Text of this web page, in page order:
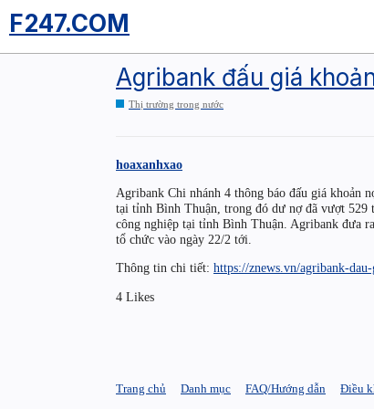
F247.COM
Agribank đấu giá
Thị trường trong nước
hoaxanhxao
Agribank Chi nhánh 4 thông báo đấu giá khoản
tại tỉnh Bình Thuận, trong đó dư nợ đã vượt 529
công nghiệp tại tỉnh Bình Thuận. Agribank đưa
tổ chức vào ngày 22/2 tới.
Thông tin chi tiết: https://znews.vn/agribank-
4 Likes
Trang chủ Danh mục FAQ/Hướng dẫn Điều